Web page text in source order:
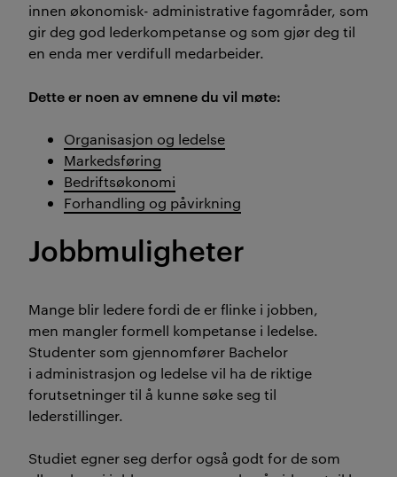
innen økonomisk- administrative fagområder, som
gir deg god lederkompetanse og som gjør deg til
en enda mer verdifull medarbeider.
Dette er noen av emnene du vil møte:
Organisasjon og ledelse
Markedsføring
Bedriftsøkonomi
Forhandling og påvirkning
Jobbmuligheter
Mange blir ledere fordi de er flinke i jobben,
men mangler formell kompetanse i ledelse.
Studenter som gjennomfører Bachelor
i administrasjon og ledelse vil ha de riktige
forutsetninger til å kunne søke seg til
lederstillinger.
Studiet egner seg derfor også godt for de som